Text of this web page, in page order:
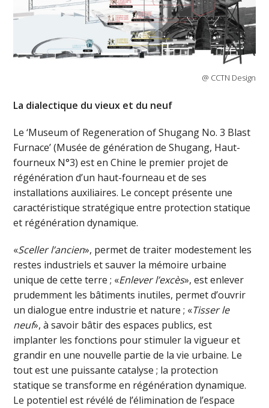
@ CCTN Design
La dialectique du vieux et du neuf
Le ‘Museum of Regeneration of Shugang No. 3 Blast
Furnace’ (Musée de génération de Shugang, Haut-
fourneux N°3) est en Chine le premier projet de
régénération d’un haut-fourneau et de ses
installations auxiliaires. Le concept présente une
caractéristique stratégique entre protection statique
et régénération dynamique.
«Sceller l’ancien», permet de traiter modestement les
restes industriels et sauver la mémoire urbaine
unique de cette terre ; «Enlever l’excès», est enlever
prudemment les bâtiments inutiles, permet d’ouvrir
un dialogue entre industrie et nature ; «Tisser le
neuf», à savoir bâtir des espaces publics, est
implanter les fonctions pour stimuler la vigueur et
grandir en une nouvelle partie de la vie urbaine. Le
tout est une puissante catalyse ; la protection
statique se transforme en régénération dynamique.
Le potentiel est révélé de l’élimination de l’espace